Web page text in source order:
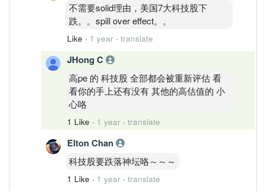
不需要solid理由，美国7大科技股下
跌。。spill over effect。。
Like · 1 year · translate
JHong C
高pe 的 科技股 全部都会被重新评估 看
看你的手上还有没有 其他的高估值的 小
心咯
1 Like · 1 year · translate
Elton Chan
科技股要跌落神坛咯～～～
1 Like · 1 year · translate